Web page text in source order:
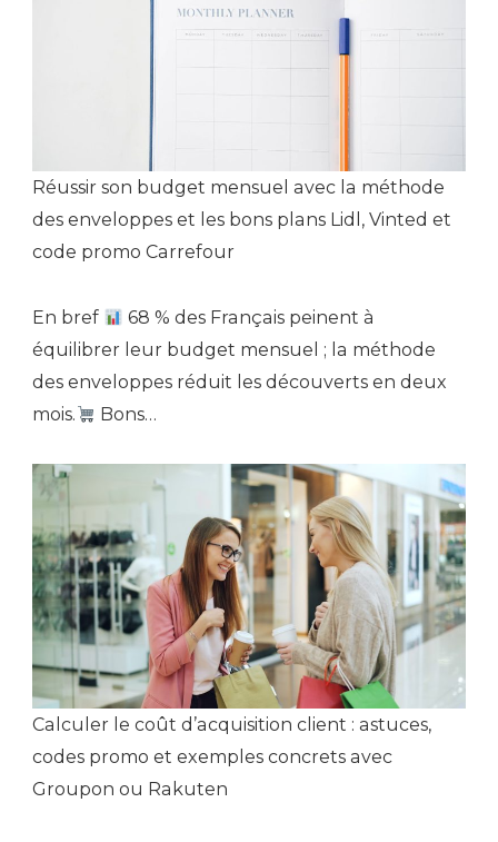
Réussir son budget mensuel avec la méthode
des enveloppes et les bons plans Lidl, Vinted et
code promo Carrefour
En bref
68 % des Français peinent à
équilibrer leur budget mensuel ; la méthode
des enveloppes réduit les découverts en deux
mois.
Bons…
Calculer le coût d’acquisition client : astuces,
codes promo et exemples concrets avec
Groupon ou Rakuten